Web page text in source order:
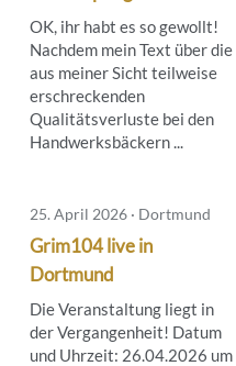
OK, ihr habt es so gewollt!
Nachdem mein Text über die
aus meiner Sicht teilweise
erschreckenden
Qualitätsverluste bei den
Handwerksbäckern ...
25. April 2026 · Dortmund
Grim104 live in
Dortmund
Die Veranstaltung liegt in
der Vergangenheit! Datum
und Uhrzeit: 26.04.2026 um